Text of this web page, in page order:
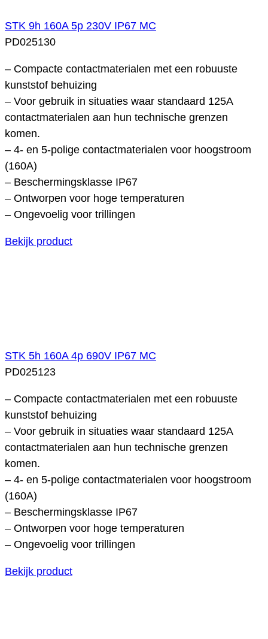
STK 9h 160A 5p 230V IP67 MC
PD025130
– Compacte contactmaterialen met een robuuste
kunststof behuizing
– Voor gebruik in situaties waar standaard 125A
contactmaterialen aan hun technische grenzen
komen.
– 4- en 5-polige contactmaterialen voor hoogstroom
(160A)
– Beschermingsklasse IP67
– Ontworpen voor hoge temperaturen
– Ongevoelig voor trillingen
Bekijk product
STK 5h 160A 4p 690V IP67 MC
PD025123
– Compacte contactmaterialen met een robuuste
kunststof behuizing
– Voor gebruik in situaties waar standaard 125A
contactmaterialen aan hun technische grenzen
komen.
– 4- en 5-polige contactmaterialen voor hoogstroom
(160A)
– Beschermingsklasse IP67
– Ontworpen voor hoge temperaturen
– Ongevoelig voor trillingen
Bekijk product